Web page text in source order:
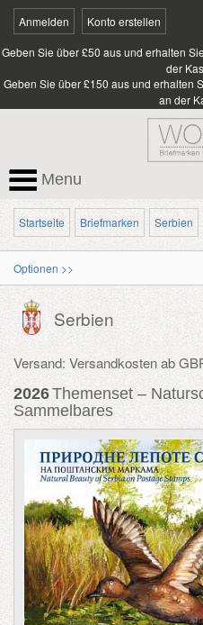
Anmelden Konto erstellen
Geben Sie über £50 aus und erhalten
der
Geben Sie über £150 aus und erhalten
an der
Menu
Startseite Briefmarken Serbien
Optionen >>
Serbien
Versand: Versandkosten ab
2026Themenset –
Sammelbares